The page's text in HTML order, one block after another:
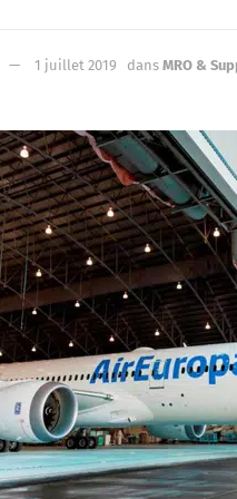
1 juillet 2019 dans MRO &